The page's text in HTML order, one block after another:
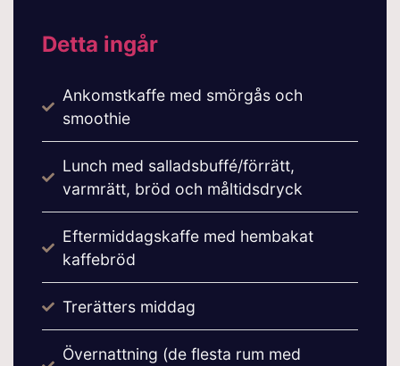
Detta ingår
Ankomstkaffe med smörgås och
smoothie
Lunch med salladsbuffé/förrätt,
varmrätt, bröd och måltidsdryck
Eftermiddagskaffe med hembakat
kaffebröd
Trerätters middag
Övernattning (de flesta rum med